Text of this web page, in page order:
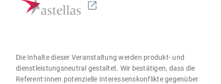
Die Inhalte dieser Veranstaltung werden produkt- und
dienstleistungsneutral gestaltet. Wir bestätigen, dass die
Referent:innen potenzielle Interessenskonflikte gegenüber